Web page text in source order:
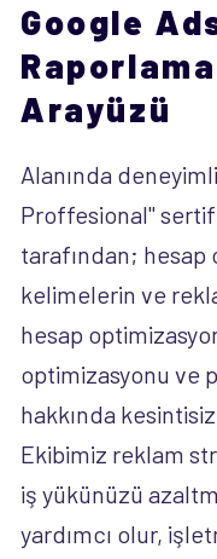
Google
Arayüzü
Alanında
Proffesional"
tarafından; hesap
kelimelerin ve
hesap
optimizasyonu ve
hakkında
Ekibimiz reklam
iş yükünüzü
yardımcı olur,